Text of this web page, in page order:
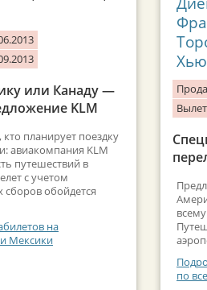
или Канаду —
KLM
планирует поездку
авиакомпания KLM
путешествий в
с учетом
обойдется
на
Мексики
по